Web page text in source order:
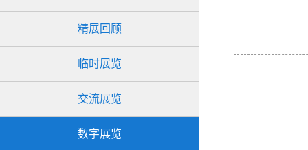
精展回顾
临时展览
交流展览
数字展览